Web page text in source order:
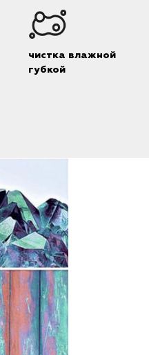
чистка влажной
губкой